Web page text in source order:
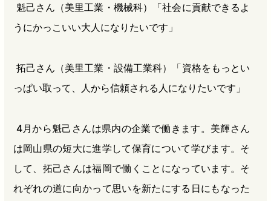
魁己さん（美里工業・機械科）「社会に貢献できるよ
うにかっこいい大人になりたいです」
拓己さん（美里工業・設備工業科）「資格をもっとい
っぱい取って、人から信頼される人になりたいです」
4月から魁己さんは県内の企業で働きます。美輝さん
は岡山県の短大に進学して保育について学びます。そ
して、拓己さんは福岡で働くことになっています。そ
れぞれの道に向かって思いを新たにする日にもなった